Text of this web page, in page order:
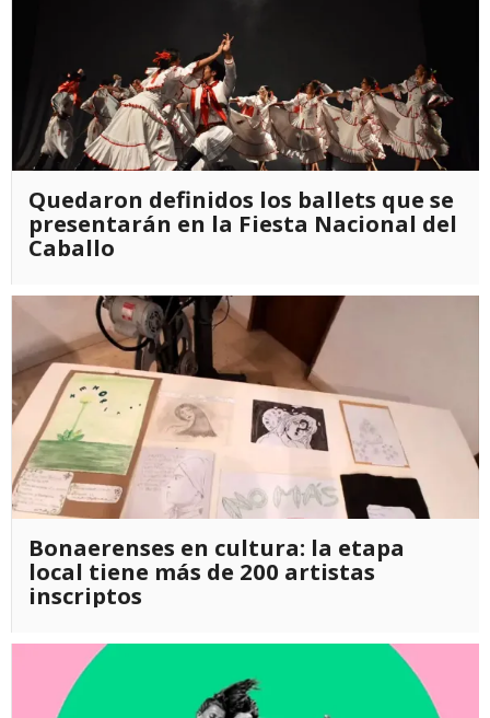
Quedaron definidos los ballets que se
presentarán en la Fiesta Nacional del
Caballo
Bonaerenses en cultura: la etapa
local tiene más de 200 artistas
inscriptos